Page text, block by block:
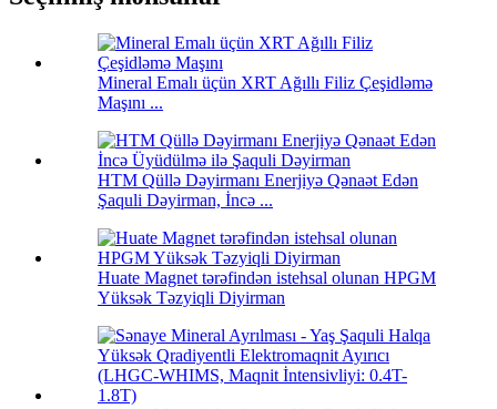
Mineral Emalı üçün XRT Ağıllı Filiz Çeşidləmə
Maşını ...
HTM Qüllə Dəyirmanı Enerjiyə Qənaət Edən
Şaquli Dəyirman, İncə ...
Huate Magnet tərəfindən istehsal olunan HPGM
Yüksək Təzyiqli Diyirman